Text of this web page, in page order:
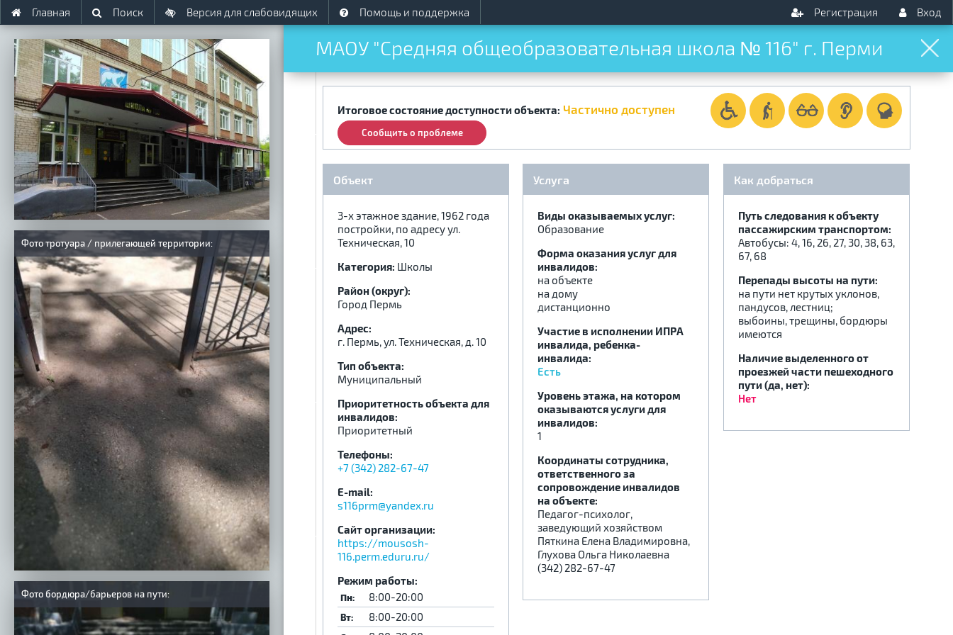
Главная Поиск Версия для слабовидящих Помощь и поддержка Вход
Регистрация
МАОУ "Средняя общеобразовательная школа № 116" г. Перми
Итоговое состояние доступности объекта: Частично доступен
Сообщить о проблеме
Объект
3-х этажное здание, 1962 года
постройки, по адресу ул.
Техническая, 10
Категория: Школы
Район (округ):
Город Пермь
Адрес:
г. Пермь, ул. Техническая, д. 10
Тип объекта:
Муниципальный
Приоритетность объекта для
инвалидов:
Приоритетный
Телефоны:
+7 (342) 282-67-47
E-mail:
s116prm@yandex.ru
Сайт организации:
https://mousosh-
116.perm.eduru.ru/
Режим работы:
Пн: 8:00-20:00
Вт: 8:00-20:00
Услуга
Виды оказываемых услуг:
Образование
Форма оказания услуг для
инвалидов:
на объекте
на дому
дистанционно
Участие в исполнении ИПРА
инвалида, ребенка-
инвалида:
Есть
Уровень этажа, на котором
оказываются услуги для
инвалидов:
1
Координаты сотрудника,
ответственного за
сопровождение инвалидов
на объекте:
Педагог-психолог,
заведующий хозяйством
Пяткина Елена Владимировна,
Глухова Ольга Николаевна
(342) 282-67-47
Как добраться
Путь следования к объекту
пассажирским транспортом:
Автобусы: 4, 16, 26, 27, 30, 38, 63,
67, 68
Перепады высоты на пути:
на пути нет крутых уклонов,
пандусов, лестниц;
выбоины, трещины, бордюры
имеются
Наличие выделенного от
проезжей части пешеходного
пути (да, нет):
Нет
Фото тротуара / прилегающей территории:
Фото бордюра/барьеров на пути: